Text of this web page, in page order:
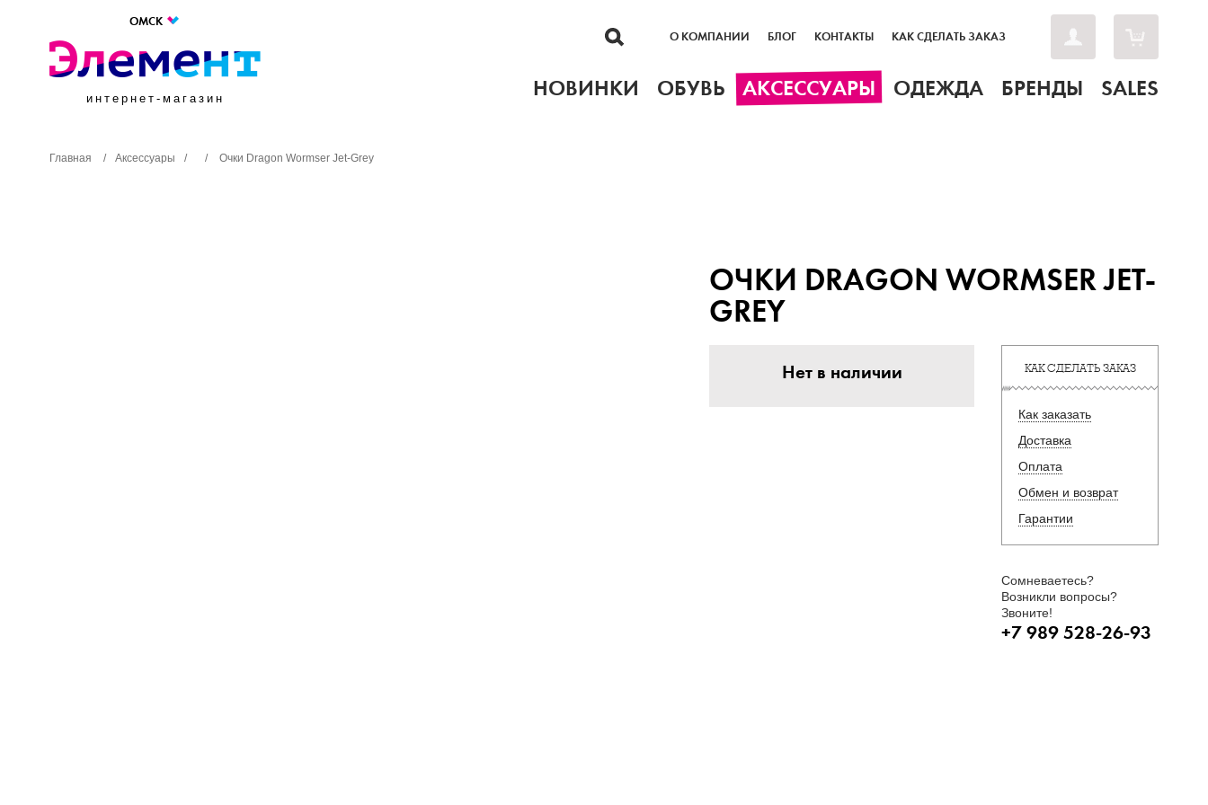
ОМСК
интернет-магазин
О КОМПАНИИ БЛОГ КОНТАКТЫ КАК СДЕЛАТЬ ЗАКАЗ
НОВИНКИ ОБУВЬ АКСЕССУАРЫ ОДЕЖДА БРЕНДЫ SALES
Главная / Аксессуары / / Очки Dragon Wormser Jet-Grey
ОЧКИ DRAGON WORMSER JET-
GREY
Нет в наличии КАК СДЕЛАТЬ ЗАКАЗ
Как заказать
Доставка
Оплата
Обмен и возврат
Гарантии
Сомневаетесь?
Возникли вопросы?
Звоните!
+7 989 528-26-93